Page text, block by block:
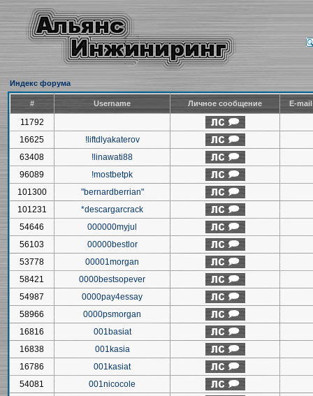
Индекс форума
# Username Личное сообщение E-
11792
16625
!liftdlyakaterov
63408
!linawati88
96089
!mostbetpk
101300
"bernardberrian"
101231
*descargarcrack
54646
000000myjul
56103
00000bestlor
53778
00001morgan
58421
0000bestsopever
54987
0000pay4essay
58966
0000psmorgan
16816
001basiat
16838
001kasia
16786
001kasiat
54081
001nicocole